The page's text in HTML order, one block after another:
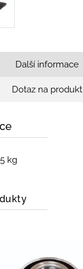
Další informace
Dotaz na produkt
kg